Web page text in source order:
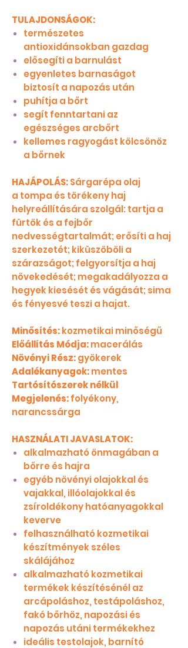
TULAJDONSÁGOK:
természetes
antioxidánsokban gazdag
elősegíti a barnulást
egyenletes barnaságot
biztosít a napozás után
puhítja a bőrt
segít fenntartani az
egészséges arcbőrt
kellemes ragyogást kölcsönöz
a bőrnek
HAJÁPOLÁS:Sárgarépa olaj
a tompa és törékeny haj
helyreállítására szolgál: tartja a
fürtök és a fejbőr
nedvességtartalmát; erősíti a haj
szerkezetét; kiküszöböli a
szárazságot; felgyorsítja a haj
növekedését; megakadályozza a
hegyek kiesését és vágását; sima
és fényesvé teszi a hajat.
Minősítés:kozmetikai minőségű
Előállítás Módja:macerálás
Növényi Rész:gyökerek
Adalékanyagok:mentes
Tartósítószerek nélkül
Megjelenés:folyékony,
narancssárga
HASZNÁLATI JAVASLATOK:
alkalmazható önmagában a
bőrre és hajra
egyéb növényi olajokkal és
vajakkal, illóolajokkal és
zsíroldékony hatóanyagokkal
keverve
felhasználható kozmetikai
készítmények széles
skálájához
alkalmazható kozmetikai
termékek készítésénél az
arcápoláshoz, testápoláshoz,
fakó bőrhöz, napozási és
napozás utáni termékekhez
ideális testolajok, barnító